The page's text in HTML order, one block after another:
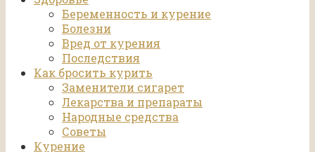
Беременность и курение
Болезни
Вред от курения
Последствия
Как бросить курить
Заменители сигарет
Лекарства и препараты
Народные средства
Советы
Курение